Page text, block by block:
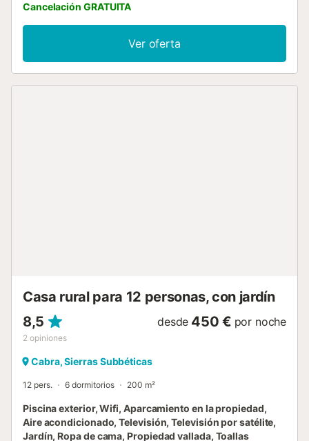
de trabajo dedicado. La propiedad ofrece hermosas vistas
a la montaña y es ideal para familias, ya que incluye 2
cunas, una trona, juguetes y libros compartidos para niños.
Podréis disfrutar de la piscina privada al aire libre y
refrescaros en la ducha exterior. Hay varios espacios
Cancelación GRATUITA
Ver oferta
Casa rural para 12 personas, con jardín
8,5
2 opiniones
desde 450 € por noche
Cabra, Sierras Subbéticas
12 pers. 6 dormitorios 200 m²
Piscina exterior, Wifi, Aparcamiento en la propiedad,
Aire acondicionado, Televisión, Televisión por satélite,
Jardín, Ropa de cama, Propiedad vallada, Toallas